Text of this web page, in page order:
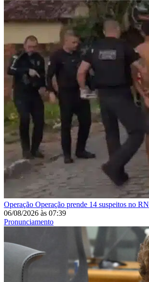
Operação Operação prende 14 suspeitos no RN
06/08/2026 às 07:39
Pronunciamento